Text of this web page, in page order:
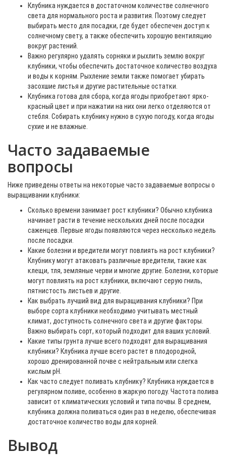
Клубника нуждается в достаточном количестве солнечного
света для нормального роста и развития. Поэтому следует
выбирать место для посадки, где будет обеспечен доступ к
солнечному свету, а также обеспечить хорошую вентиляцию
вокруг растений.
Важно регулярно удалять сорняки и рыхлить землю вокруг
клубники, чтобы обеспечить достаточное количество воздуха
и воды к корням. Рыхление земли также помогает убирать
засохшие листья и другие растительные остатки.
Клубника готова для сбора, когда ягоды приобретают ярко-
красный цвет и при нажатии на них они легко отделяются от
стебля. Собирать клубнику нужно в сухую погоду, когда ягоды
сухие и не влажные.
Часто задаваемые
вопросы
Ниже приведены ответы на некоторые часто задаваемые вопросы о
выращивании клубники:
Сколько времени занимает рост клубники? Обычно клубника
начинает расти в течение нескольких дней после посадки
саженцев. Первые ягоды появляются через несколько недель
после посадки.
Какие болезни и вредители могут повлиять на рост клубники?
Клубнику могут атаковать различные вредители, такие как
клещи, тля, земляные черви и многие другие. Болезни, которые
могут повлиять на рост клубники, включают серую гниль,
пятнистость листьев и другие.
Как выбрать лучший вид для выращивания клубники? При
выборе сорта клубники необходимо учитывать местный
климат, доступность солнечного света и другие факторы.
Важно выбирать сорт, который подходит для ваших условий.
Какие типы грунта лучше всего подходят для выращивания
клубники? Клубника лучше всего растет в плодородной,
хорошо дренированной почве с нейтральным или слегка
кислым pH.
Как часто следует поливать клубнику? Клубника нуждается в
регулярном поливе, особенно в жаркую погоду. Частота полива
зависит от климатических условий и типа почвы. В среднем,
клубника должна поливаться один раз в неделю, обеспечивая
достаточное количество воды для корней.
Вывод